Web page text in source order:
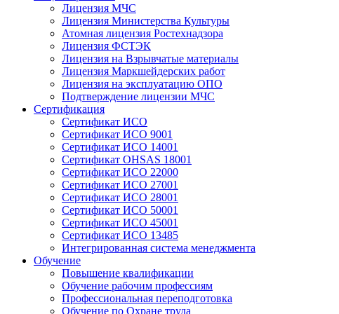
Лицензия МЧС
Лицензия Министерства Культуры
Атомная лицензия Ростехнадзора
Лицензия ФСТЭК
Лицензия на Взрывчатые материалы
Лицензия Маркшейдерских работ
Лицензия на эксплуатацию ОПО
Подтверждение лицензии МЧС
Сертификация
Сертификат ИСО
Сертификат ИСО 9001
Сертификат ИСО 14001
Сертификат OHSAS 18001
Сертификат ИСО 22000
Сертификат ИСО 27001
Сертификат ИСО 28001
Сертификат ИСО 50001
Сертификат ИСО 45001
Сертификат ИСО 13485
Интегрированная система менеджмента
Обучение
Повышение квалификации
Обучение рабочим профессиям
Профессиональная переподготовка
Обучение по Охране труда